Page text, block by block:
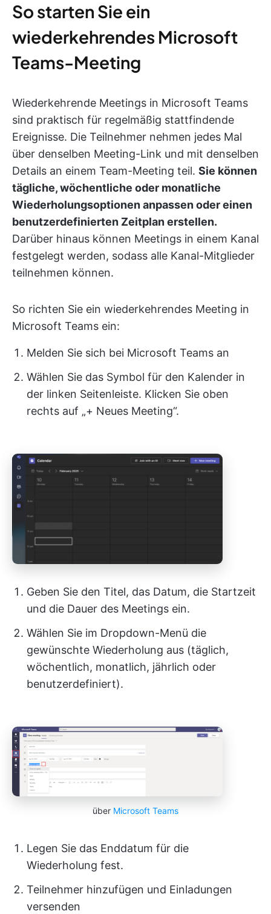
So starten Sie ein
wiederkehrendes Microsoft
Teams-Meeting
Wiederkehrende Meetings in Microsoft Teams
sind praktisch für regelmäßig stattfindende
Ereignisse. Die Teilnehmer nehmen jedes Mal
über denselben Meeting-Link und mit denselben
Details an einem Team-Meeting teil. Sie können
tägliche, wöchentliche oder monatliche
Wiederholungsoptionen anpassen oder einen
benutzerdefinierten Zeitplan erstellen.
Darüber hinaus können Meetings in einem Kanal
festgelegt werden, sodass alle Kanal-Mitglieder
teilnehmen können.
So richten Sie ein wiederkehrendes Meeting in
Microsoft Teams ein:
Melden Sie sich bei Microsoft Teams an
Wählen Sie das Symbol für den Kalender in
der linken Seitenleiste. Klicken Sie oben
rechts auf „+ Neues Meeting“.
Geben Sie den Titel, das Datum, die Startzeit
und die Dauer des Meetings ein.
Wählen Sie im Dropdown-Menü die
gewünschte Wiederholung aus (täglich,
wöchentlich, monatlich, jährlich oder
benutzerdefiniert).
über Microsoft Teams
Legen Sie das Enddatum für die
Wiederholung fest.
Teilnehmer hinzufügen und Einladungen
versenden